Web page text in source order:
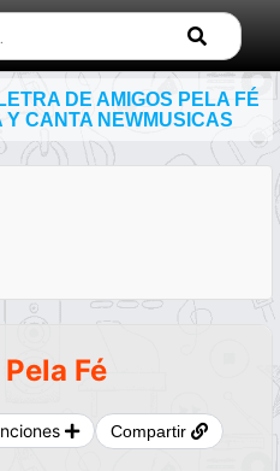
DE AMIGOS PELA FÉ
Y CANTA NEWMUSICAS
Fé
Compartir